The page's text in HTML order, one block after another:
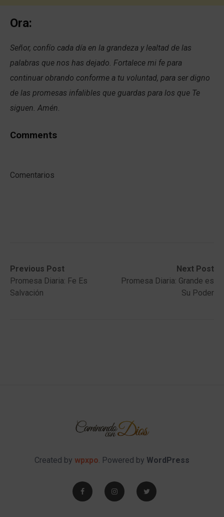
Ora:
Señor, confío cada día en la grandeza y lealtad de las
palabras que nos has dejado. Fortalece mi fe para
continuar obrando conforme a tu voluntad, para ser digno
de las promesas infalibles que guardas para los que Te
siguen. Amén
Comments
Comentarios
Post
navigation
Previous Post
Previous
post:Promesa Diaria: Fe Es
Salvación
Next Post
Next
post:
Promesa Diaria: Grande es
Su Poder
Created by wpxpo. Powered by WordPress